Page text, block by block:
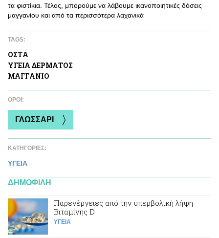
τα φιστίκια. Τέλος, μπορούμε να λάβουμε ικανοποιητικές δόσεις
μαγγανίου και από τα περισσότερα λαχανικά
TAGS:
ΟΣΤA
ΥΓΕΙΑ ΔΕΡΜΑΤΟΣ
ΜΑΓΓAΝΙΟ
ΌΡΟΙ:
ΓΛΩΣΣΑΡΙ
ΚΑΤΗΓΟΡΙΕΣ:
ΥΓΕΙΑ
ΔΗΜΟΦΙΛΗ
Παρενέργειες από την υπερβολική λήψη
Βιταμίνης D
ΥΓΕΙΑ